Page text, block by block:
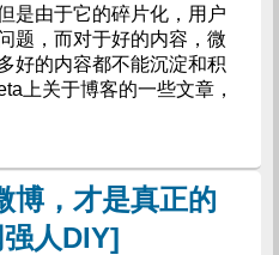
是由于它的碎片化，用户
题，而对于好的内容，微
好的内容都不能沉淀和积
上关于博客的一些文章，
博，才是真正的
人DIY]